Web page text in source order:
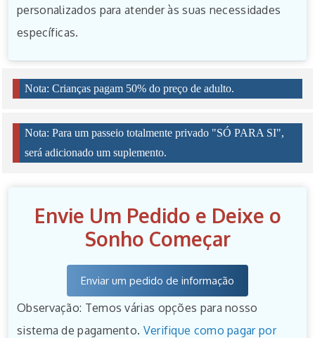
personalizados para atender às suas necessidades
específicas.
Nota: Crianças pagam 50% do preço de adulto.
Nota: Para um passeio totalmente privado "SÓ PARA SI",
será adicionado um suplemento.
Envie Um Pedido e Deixe o
Sonho Começar
Enviar um pedido de informação
Observação: Temos várias opções para nosso
sistema de pagamento. Verifique como pagar por